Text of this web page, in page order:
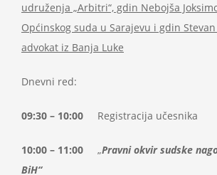
Kontakt
for:
udruženja „Arbitri“, gdin Nebojša
Općinskog suda u Sarajevu i gdin
advokat iz Banja Luke
Dnevni red:
09:30 – 10:00 Registracija učesnika
10:00 – 11:00 „Pravni okvir sudske
BiH“